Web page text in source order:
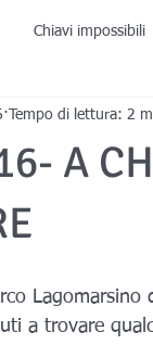
Chiavi impossibili
Progettazione 3D
3D
A
Tempo di lettura: 2
Lagomarsino
a trovare